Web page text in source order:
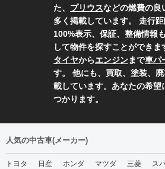
た、 プリウスなどの燃費の良
多く掲載しています。 走行
100%表示、保証、整備情報
して物件を探すことができま
タイヤからエンジンまで車パ
す。 他にも、買取、塗装、
載しています。あなたの希
つかります。
人気の中古車(メーカー)
トヨタ 日産 ホンダ マツダ 三菱 ス